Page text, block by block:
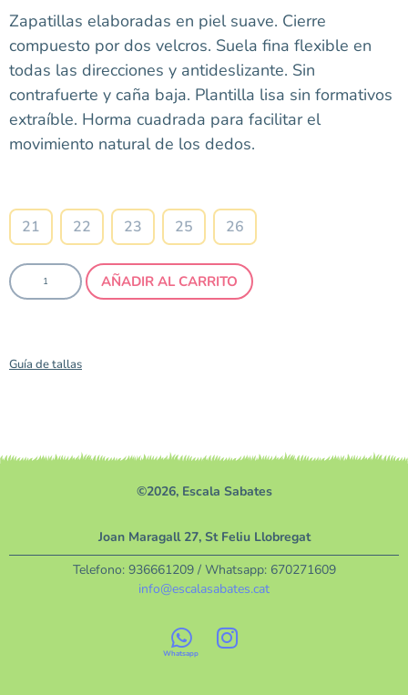
Zapatillas elaboradas en piel suave. Cierre
compuesto por dos velcros. Suela fina flexible en
todas las direcciones y antideslizante. Sin
contrafuerte y caña baja. Plantilla lisa sin formativos
extraíble. Horma cuadrada para facilitar el
movimiento natural de los dedos.
21 22 23 25 26
AÑADIR AL CARRITO
Guía de tallas
©2026, Escala Sabates
Joan Maragall 27, St Feliu Llobregat
Telefono: 936661209/ Whatsapp: 670271609
info@escalasabates.cat